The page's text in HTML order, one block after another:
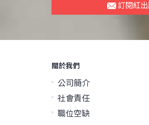
訂閱紅
關於我們
公司簡介
社會責任
職位空缺